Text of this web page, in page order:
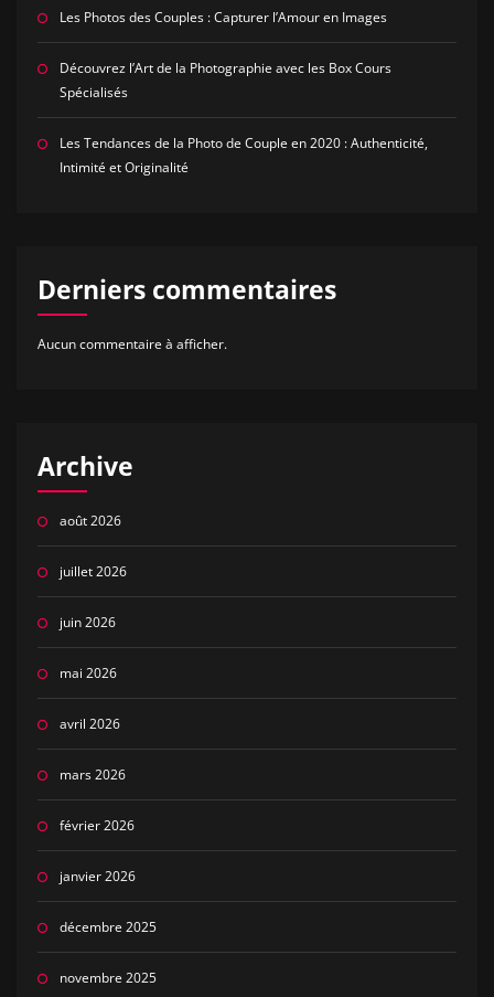
Les Photos des Couples : Capturer l’Amour en Images
Découvrez l’Art de la Photographie avec les Box Cours
Spécialisés
Les Tendances de la Photo de Couple en 2020 : Authenticité,
Intimité et Originalité
Derniers commentaires
Aucun commentaire à afficher.
Archive
août 2026
juillet 2026
juin 2026
mai 2026
avril 2026
mars 2026
février 2026
janvier 2026
décembre 2025
novembre 2025